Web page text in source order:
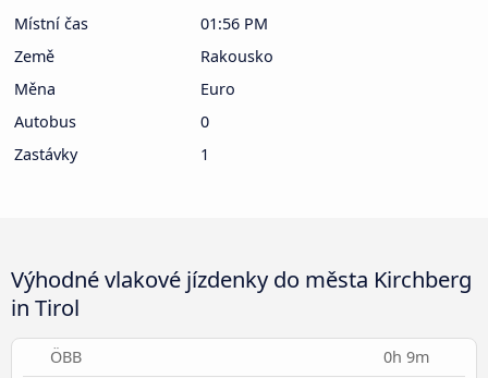
Místní čas
01:56 PM
Země
Rakousko
Měna
Euro
Autobus
0
Zastávky
1
Výhodné vlakové jízdenky do města Kirchberg
in Tirol
ÖBB 0h 9m